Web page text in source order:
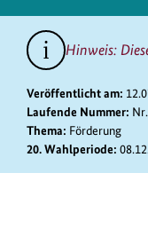
Hinweis:
Veröffentlicht am:
Laufende Nummer:
Thema: Förderung
20. Wahlperiode: